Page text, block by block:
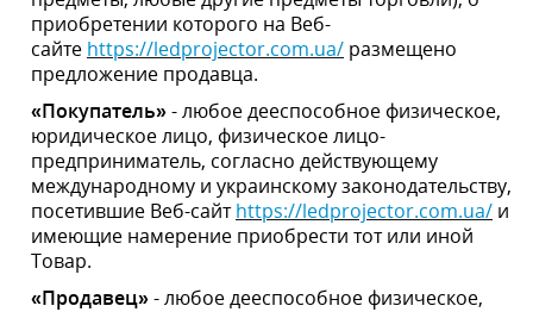
предприниматель, согласно действующему
международному и украинскому законодательству,
посетившие Веб-сайтhttps://ledprojector.com.ua/и
имеющие намерение приобрести тот или иной Товар.
«Продавец»- любое дееспособное физическое,
юридическое лицо, физическое лицо-
предприниматель, согласно действующему
международному и украинскому законодательству,
которые являются владельцами или
распространителями Товара и с помощью Веб-
сайтаhttps://ledprojector.com.ua/
продать.